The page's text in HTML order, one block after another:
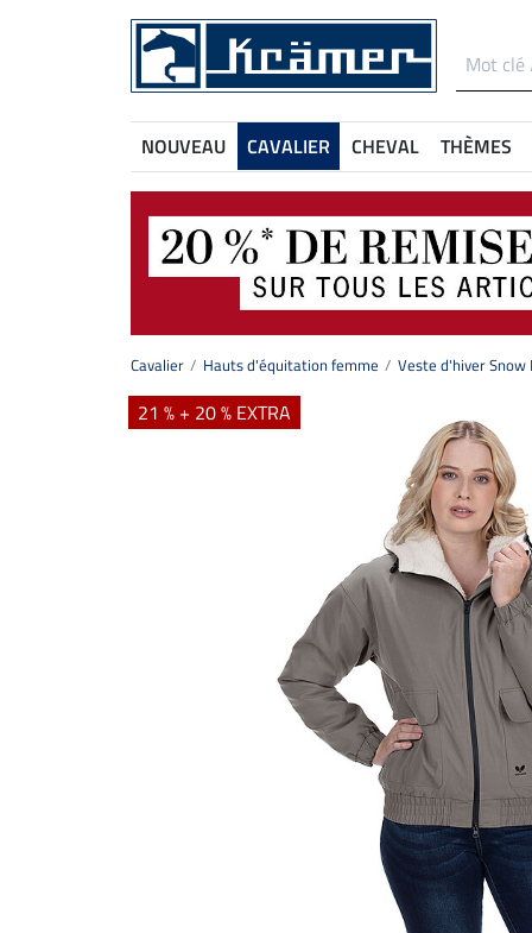
NOUVEAU CAVALIER CHEVAL THÈMES
Cavalier Hauts d'équitation femme Veste d'hiver Snow
21 % + 20 % EXTRA